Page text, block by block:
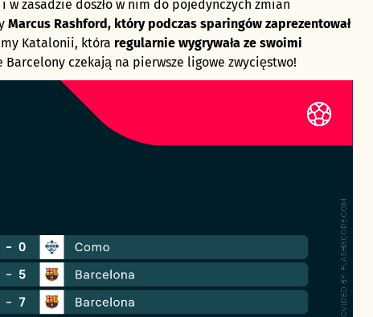
i w zasadzie doszło w nim do pojedynczych zmian
Marcus Rashford, który podczas sparingów zaprezentował
Katalonii, która regularnie wygrywała ze swoimi
czekają na pierwsze ligowe zwycięstwo!